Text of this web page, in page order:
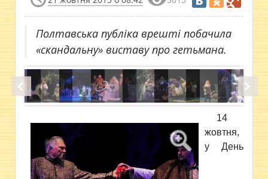
Полтавська публіка врешті побачила
«скандальну» виставу про гетьмана.
14
жовтня,
у День